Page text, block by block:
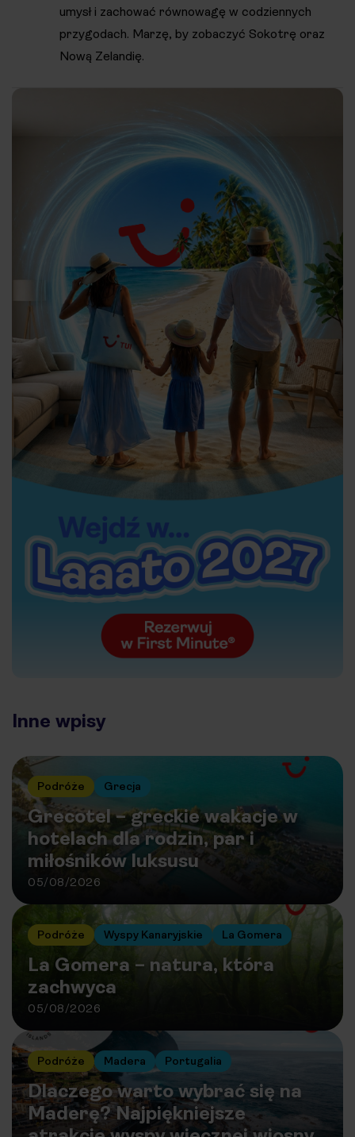
umysł i zachować równowagę w codziennych
przygodach. Marzę, by zobaczyć Sokotrę oraz
Nową Zelandię.
Inne wpisy
Podróże Grecja
Grecotel – greckie wakacje w
hotelach dla rodzin, par i
miłośników luksusu
05/08/2026
Podróże Wyspy Kanaryjskie La Gomera
La Gomera – natura, która
zachwyca
05/08/2026
Podróże Madera Portugalia
Dlaczego warto wybrać się na
Maderę? Najpiękniejsze